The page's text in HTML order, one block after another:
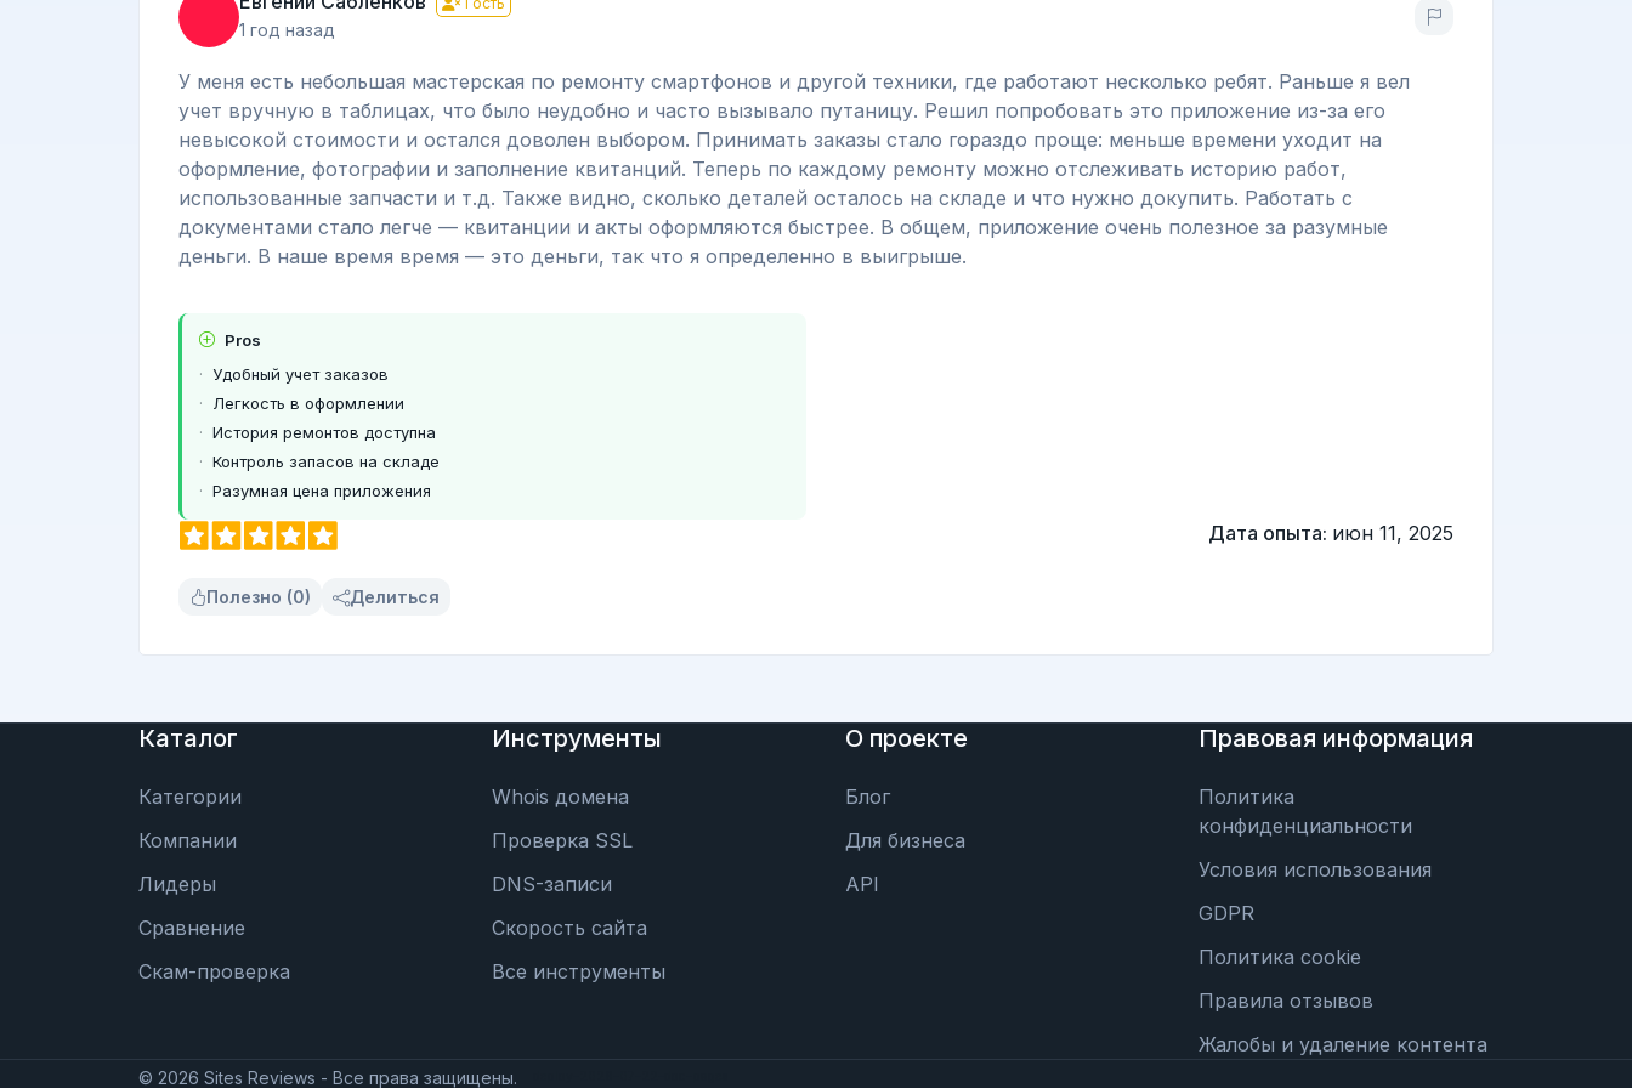
1 год назад
У меня есть небольшая мастерская по ремонту смартфонов и другой техники, где работают несколько ребят. Раньше я вел
учет вручную в таблицах, что было неудобно и часто вызывало путаницу. Решил попробовать это приложение из-за его
невысокой стоимости и остался доволен выбором. Принимать заказы стало гораздо проще: меньше времени уходит на
оформление, фотографии и заполнение квитанций. Теперь по каждому ремонту можно отслеживать историю работ,
использованные запчасти и т.д. Также видно, сколько деталей осталось на складе и что нужно докупить. Работать с
документами стало легче — квитанции и акты оформляются быстрее. В общем, приложение очень полезное за разумные
деньги. В наше время время — это деньги, так что я определенно в выигрыше.
Pros
Удобный учет заказов
Легкость в оформлении
История ремонтов доступна
Контроль запасов на складе
Разумная цена приложения
Дата опыта: июн 11, 2025
Полезно (0) Делиться
Каталог
Категории
Компании
Лидеры
Сравнение
Скам-проверка
Инструменты
Whois домена
Проверка SSL
DNS-записи
Скорость сайта
Все инструменты
О проекте
Блог
Для бизнеса
API
Правовая информация
Политика
конфиденциальности
Условия использования
GDPR
Политика cookie
Правила отзывов
Жалобы и удаление контента
© 2026 Sites Reviews - Все права защищены.